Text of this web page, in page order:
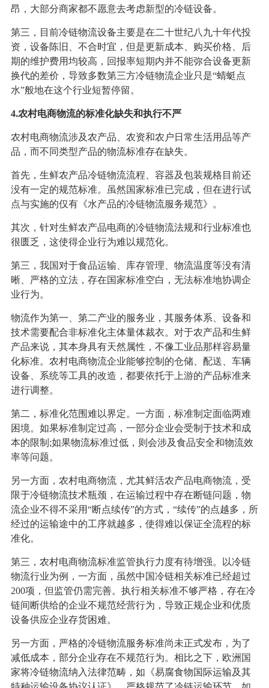
昂，大部分商家都不愿意去考虑新型的冷链设备。
第三，目前冷链物流设备主要是在二十世纪八九十年代投
资，设备陈旧、不合时宜，但是更新成本、购买价格、后
期的维护费用均较高，回报率短期内并不能弥合设备更新
换代的差价，导致多数第三方冷链物流企业只是“蜻蜓点
水”般地在这个行业短暂停留。
4.农村电商物流的标准化缺失和执行不严
农村电商物流涉及农产品、农资和农户日常生活用品等产
品，而不同类型产品的物流标准存在缺失。
首先，生鲜农产品冷链物流流程、容器及包装规格目前还
没有一定的规范标准。虽然国家标准已完成，但在进行试
点与实施的仅有《水产品的冷链物流服务规范》。
其次，针对生鲜农产品电商的冷链物流法规和行业标准也
很匮乏，这使得企业行为难以规范化。
第三，我国对于食品运输、库存管理、物流温度等没有清
晰、严格的立法，存在国家标准空白，无法标准地协调企
业行为。
物流作为第一、第二产业的服务业，其服务体系、设备和
技术需要配合非标准化主体量体裁衣。对于农产品和生鲜
产品来说，其本身具有天然属性，不像工业品那样容易量
化标准。农村电商物流企业能够控制的仓储、配送、车辆
设备、系统等工具的改造，都要依托于上游的产品标准来
进行调整。
第二，标准化范围难以界定。一方面，标准制定面临两难
困境。如果标准制定过高，一部分企业会受制于技术和成
本的限制;如果物流标准过低，则会涉及食品安全和物流效
率等问题。
另一方面，农村电商物流，尤其鲜活农产品电商物流，受
限于冷链物流技术瓶颈，在运输过程中存在断链问题，物
流企业不得不采用“断点续传”的方式，“续传”的点越多，所
经过的运输途中的工序就越多，使得难以保证全流程的标
准化。
第三，农村电商物流标准监管执行力度有待增强。以冷链
物流行业为例，一方面，虽然中国冷链相关标准已经超过
200项，但监管仍需完善。执行相关标准不够严格，存在冷
链间断供给的企业不规范经营行为，导致正规企业和优质
设备供应企业存货困难。
另一方面，严格的冷链物流服务标准尚未正式发布，为了
减低成本，部分企业存在不规范行为。相比之下，欧洲国
家将冷链物流纳入法律范畴，如《易腐食物国际运输及其